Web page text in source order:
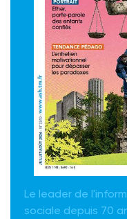
Le leader de
sociale depuis 70